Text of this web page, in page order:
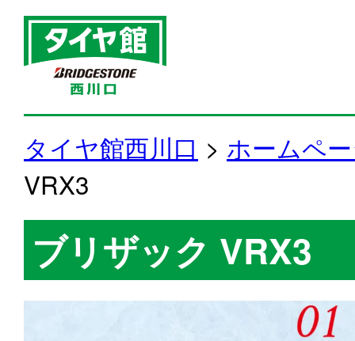
タイヤ館西川口 > ホームペ
VRX3
ブリザック VRX3